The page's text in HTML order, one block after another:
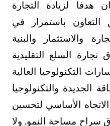
هدفا لزيادة التجارة
التعاون باستمرار في
والاستثمار والبنية
تجارة السلع التقليدية
التكنولوجيا العالية
الجديدة والتكنولوجيا
الأساسي لتحسين
سراح مساحة النمو. ولا